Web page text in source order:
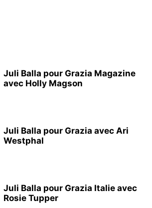
Juli Balla pour Grazia Magazine
avec Holly Magson
Juli Balla pour Grazia avec Ari
Westphal
Juli Balla pour Grazia Italie avec
Rosie Tupper